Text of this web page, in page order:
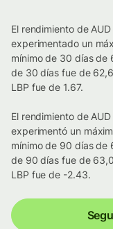
El rendimiento de
experimentado un
mínimo de 30 días de
de 30 días fue de
LBP fue de 1.67.
El rendimiento de
experimentó un
mínimo de 90 días de
de 90 días fue de
LBP fue de -2.43.